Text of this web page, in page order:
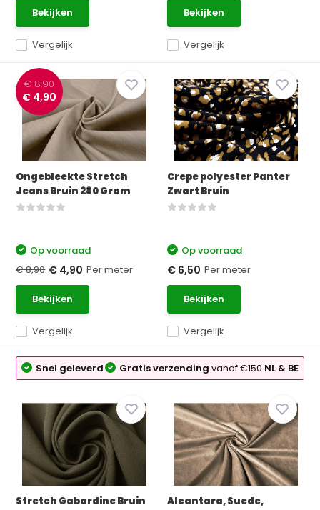
Vergelijk
Bekijken
Vergelijk
Bekijken
€ 8,90
€ 4,90
Ongebleekte Stretch
Jeans Bruin 280 Gram
Vergelijk
Op voorraad
€ 8,90 € 4,90 Per meter
Bekijken
Crepe polyester Panter
Zwart Bruin
Vergelijk
Op voorraad
€ 6,50 Per meter
Bekijken
Snel geleverd Gratis verzendingvanaf €150 NL & BE
Stretch Gabardine Bruin
Alcantara, Suede,